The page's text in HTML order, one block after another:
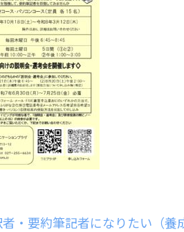
・要約筆記者になりたい（養